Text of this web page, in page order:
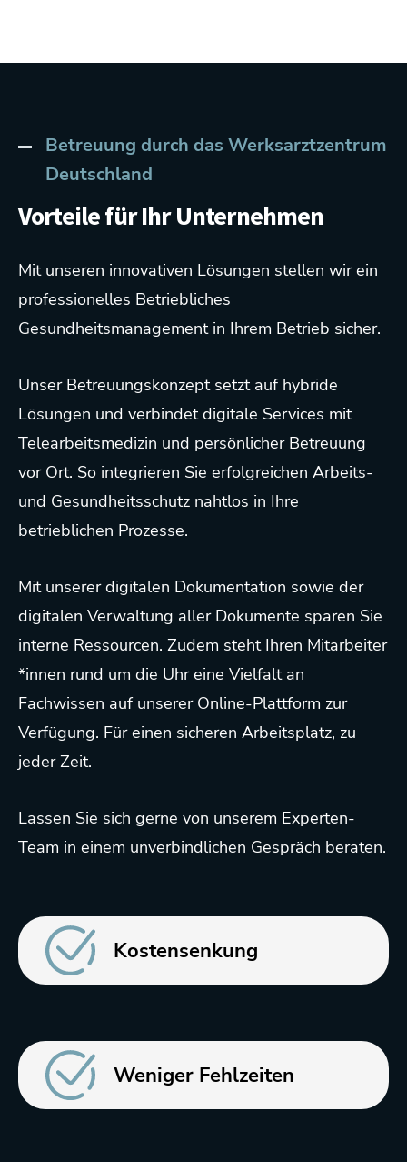
Betreuung durch das Werksarztzentrum
Deutschland
Vorteile für Ihr Unternehmen
Mit unseren innovativen Lösungen stellen wir ein
professionelles Betriebliches
Gesundheitsmanagement in Ihrem Betrieb sicher.
Unser Betreuungskonzept setzt auf hybride
Lösungen und verbindet digitale Services mit
Telearbeitsmedizin und persönlicher Betreuung
vor Ort. So integrieren Sie erfolgreichen Arbeits-
und Gesundheitsschutz nahtlos in Ihre
betrieblichen Prozesse.
Mit unserer digitalen Dokumentation sowie der
digitalen Verwaltung aller Dokumente sparen Sie
interne Ressourcen. Zudem steht Ihren Mitarbeiter
*innen rund um die Uhr eine Vielfalt an
Fachwissen auf unserer Online-Plattform zur
Verfügung. Für einen sicheren Arbeitsplatz, zu
jeder Zeit.
Lassen Sie sich gerne von unserem Experten-
Team in einem unverbindlichen Gespräch beraten.
Kostensenkung
Weniger Fehlzeiten